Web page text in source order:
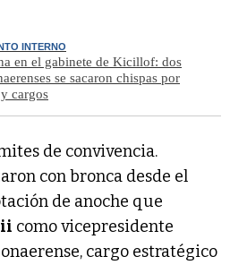
INTERNO
en el gabinete de Kicillof: dos
se sacaron chispas por
cargos
de convivencia.
con bronca desde el
de anoche que
como vicepresidente
cargo estratégico